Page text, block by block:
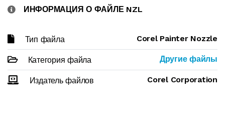
ИНФОРМАЦИЯ О ФАЙЛЕ NZL
Тип файла Corel Painter Nozzle
Категория файла Другие файлы
Издатель файлов Corel Corporation